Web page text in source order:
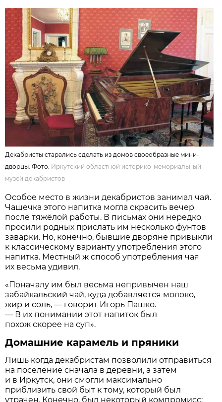
Декабристы старались сделать из домов своеобразные мини-
дворцы. Фото: Иркутский областной историко-мемориальный
музей декабристов
Особое место в жизни декабристов занимал чай.
Чашечка этого напитка могла скрасить вечер
после тяжёлой работы. В письмах они нередко
просили родных прислать им несколько фунтов
заварки. Но, конечно, бывшие дворяне привыкли
к классическому варианту употребления этого
напитка. Местный ж способ употребления чая
их весьма удивил.
«Поначалу им был весьма непривычен наш
забайкальский чай, куда добавляется молоко,
жир и соль, — говорит Игорь Пашко.
— В их понимании этот напиток был
похож скорее на суп».
Домашние карамель и пряники
Лишь когда декабристам позволили отправиться
на поселение сначала в деревни, а затем
и в Иркутск, они смогли максимально
приблизить свой быт к тому, который был
утрачен. Конечно, был некоторый компромисс: